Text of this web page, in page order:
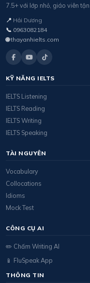
7.5+ với lớp nhỏ, giáo viên
📍 Hải Dương
📞 0963082184
🌐 thayanhielts.com
KỸ NĂNG IELTS
IELTS Listening
IELTS Reading
IELTS Writing
IELTS Speaking
TÀI NGUYÊN
Vocabulary
Collocations
Idioms
Mock Test
CÔNG CỤ AI
✏️ Chấm Writing AI
📱 FluSpeak App
THÔNG TIN